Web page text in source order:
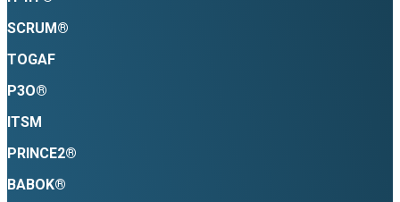
SCRUM®
TOGAF
P3O®
ITSM
PRINCE2®
BABOK®